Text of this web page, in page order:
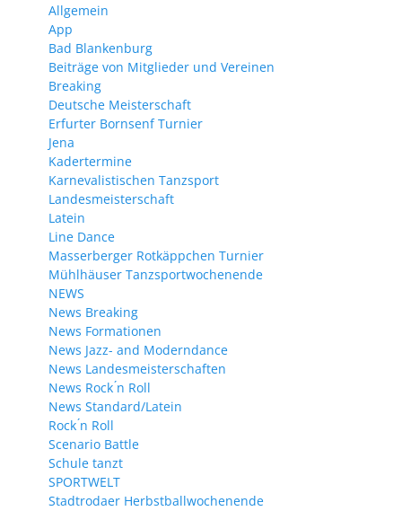
Allgemein
App
Bad Blankenburg
Beiträge von Mitglieder und Vereinen
Breaking
Deutsche Meisterschaft
Erfurter Bornsenf Turnier
Jena
Kadertermine
Karnevalistischen Tanzsport
Landesmeisterschaft
Latein
Line Dance
Masserberger Rotkäppchen Turnier
Mühlhäuser Tanzsportwochenende
NEWS
News Breaking
News Formationen
News Jazz- and Moderndance
News Landesmeisterschaften
News Rock ́n Roll
News Standard/Latein
Rock ́n Roll
Scenario Battle
Schule tanzt
SPORTWELT
Stadtrodaer Herbstballwochenende